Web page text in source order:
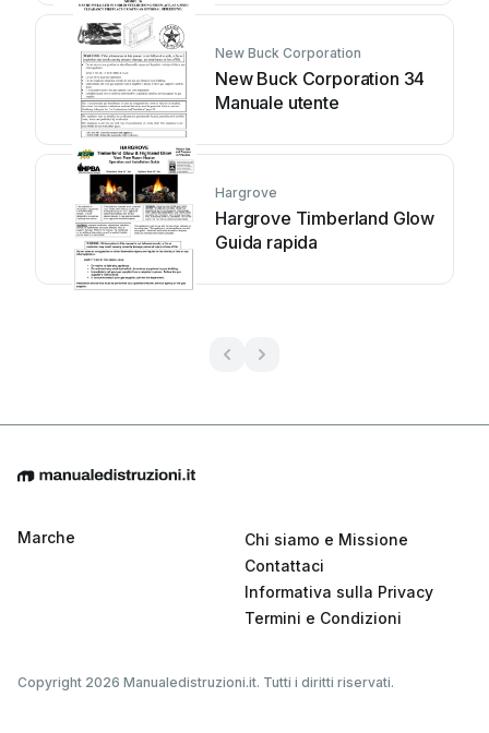
New Buck Corporation
New Buck Corporation 34
Manuale utente
Hargrove
Hargrove Timberland Glow
Guida rapida
Marche
Chi siamo e Missione
Contattaci
Informativa sulla Privacy
Termini e Condizioni
Copyright 2026 Manualedistruzioni.it. Tutti i diritti riservati.